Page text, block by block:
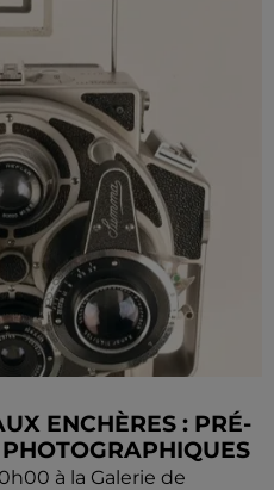
ENCHÈRES : PRÉ-
à la Galerie de